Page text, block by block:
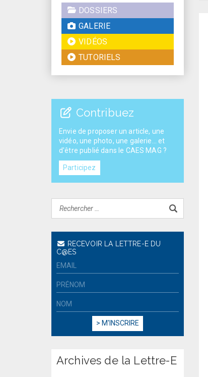
DOSSIERS
GALERIE
VIDÉOS
TUTORIELS
Contribuez
Envie de proposer un article, une
vidéo, une photo, une galerie... et
d'être publié dans le CAES MAG ?
Participez
RECEVOIR LA LETTRE-E DU
C@ES
Archives de la Lettre-E